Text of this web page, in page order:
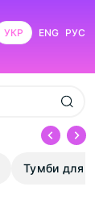
УКР ENG РУС
Тумби для